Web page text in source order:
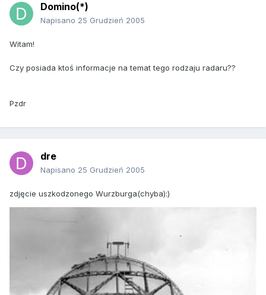
Domino(*)
Napisano 25 Grudzień 2005
Witam!
Czy posiada ktoś informacje na temat tego rodzaju radaru??
Pzdr
dre
Napisano 25 Grudzień 2005
zdjęcie uszkodzonego Wurzburga(chyba):)